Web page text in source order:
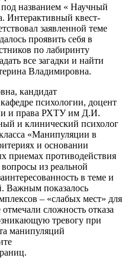
под названием « Научный
Интерактивный квест-
заявленной теме
проявить себя в
по лабиринту
все загадки и найти
Владимировна.
кандидат
психологии, доцент
и права РХТУ им Д.И.
и клинический психолог
«Манипуляции в
и основании
приемах противодействия
из реальной
в теме и
Важным показалось
– «слабых мест» для
сложность отказа
тревогу при
манипуляций